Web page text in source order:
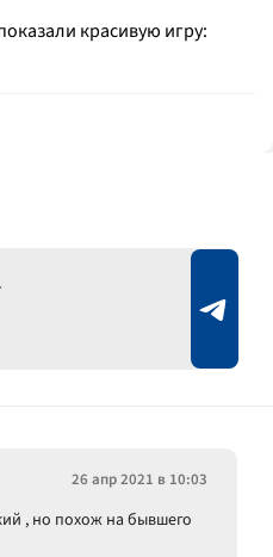
красивую игру:
26 апр 2021 в 10:03
, но похож на бывшего